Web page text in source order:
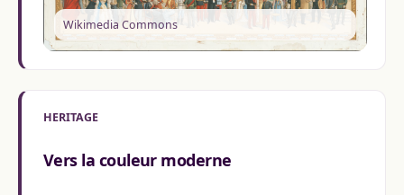
Wikimedia Commons
HERITAGE
Vers la couleur moderne